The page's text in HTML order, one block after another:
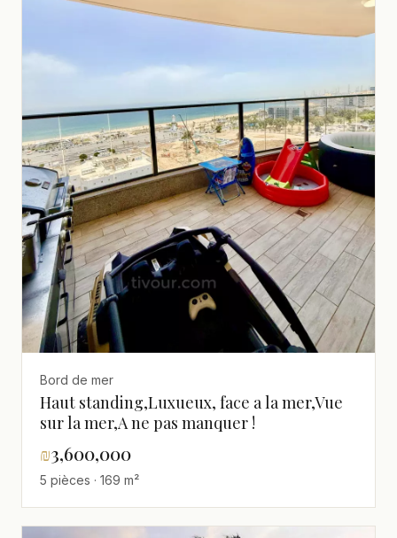
Bord de mer
Haut standing,Luxueux, face a la mer,Vue
sur la mer,A ne pas manquer !
₪3,600,000
5 pièces · 169 m²